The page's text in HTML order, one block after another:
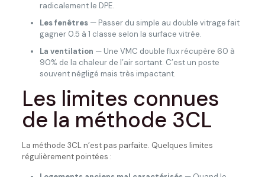
radicalement le DPE.
Les fenêtres— Passer du simple au double vitrage fait
gagner 0.5 à 1 classe selon la surface vitrée.
La ventilation — Une VMC double flux récupère 60 à
90% de la chaleur de l’air sortant. C’est un poste
souvent négligé mais très impactant.
Les limites connues
de la méthode 3CL
La méthode 3CL n’est pas parfaite. Quelques limites
régulièrement pointées :